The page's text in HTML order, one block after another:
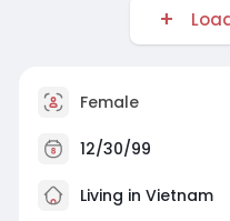
Female
12/30/99
Living in Vietnam